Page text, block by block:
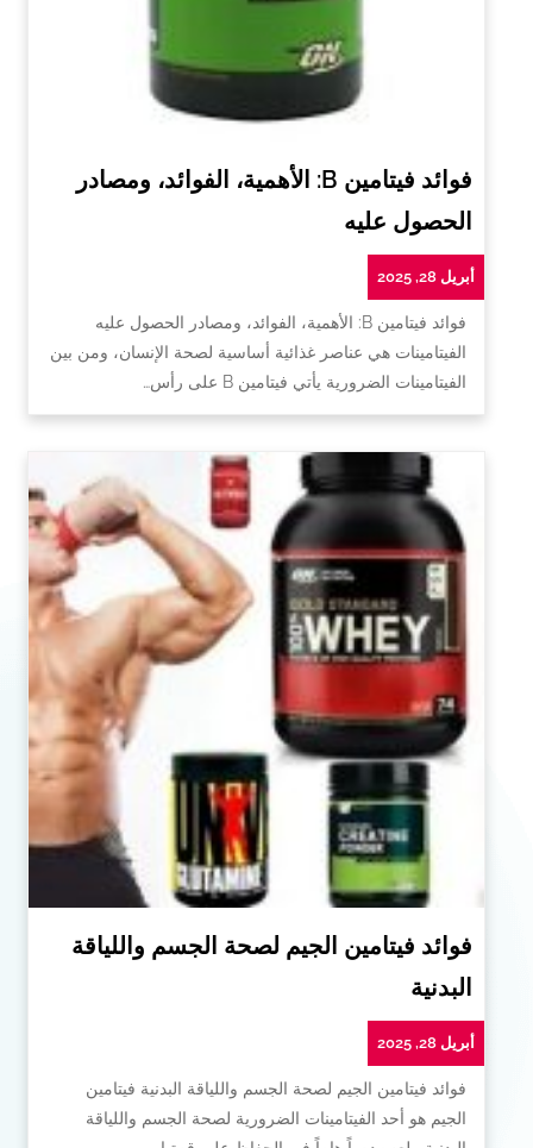
فوائد فيتامين B: الأهمية، الفوائد، ومصادر
الحصول عليه
أبريل 28, 2025
فوائد فيتامين B: الأهمية، الفوائد، ومصادر الحصول عليه
الفيتامينات هي عناصر غذائية أساسية لصحة الإنسان، ومن بين
الفيتامينات الضرورية يأتي فيتامين B على رأس…
فوائد فيتامين الجيم لصحة الجسم واللياقة
البدنية
أبريل 28, 2025
فوائد فيتامين الجيم لصحة الجسم واللياقة البدنية فيتامين
الجيم هو أحد الفيتامينات الضرورية لصحة الجسم واللياقة